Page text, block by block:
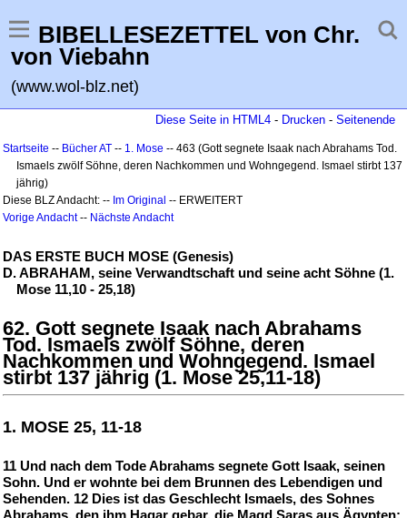
BIBELLESEZETTEL von Chr.
von Viebahn
(www.wol-blz.net)
Diese Seite in HTML4 - Drucken - Seitenende
Startseite -- Bücher AT -- 1. Mose -- 463 (Gott segnete Isaak nach Abrahams Tod.
Ismaels zwölf Söhne, deren Nachkommen und Wohngegend. Ismael stirbt 137
jährig)
Diese BLZ Andacht: -- Im Original -- ERWEITERT
Vorige Andacht-- Nächste Andacht
DAS ERSTE BUCH MOSE (Genesis)
D. ABRAHAM, seine Verwandtschaft und seine acht Söhne (1.
Mose 11,10 - 25,18)
62. Gott segnete Isaak nach Abrahams
Tod. Ismaels zwölf Söhne, deren
Nachkommen und Wohngegend. Ismael
stirbt 137 jährig (1. Mose 25,11-18)
1. MOSE 25, 11-18
11 Und nach dem Tode Abrahams segnete Gott Isaak, seinen
Sohn. Und er wohnte bei dem Brunnen des Lebendigen und
Sehenden. 12 Dies ist das Geschlecht Ismaels, des Sohnes
Abrahams, den ihm Hagar gebar, die Magd Saras aus Ägypten;